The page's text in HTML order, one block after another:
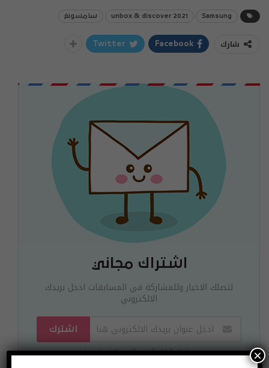
Samsung
unbox & discover 2021 سامسونغ
شارك Facebook
Twitter
اشتراك مجاني
لتصلك الاخبار وللمشاركة في المسابقات ادخل بريدك
الالكتروني
اشترك
يمكنك الغاء الاشتراك ساعة ما تشاء ×